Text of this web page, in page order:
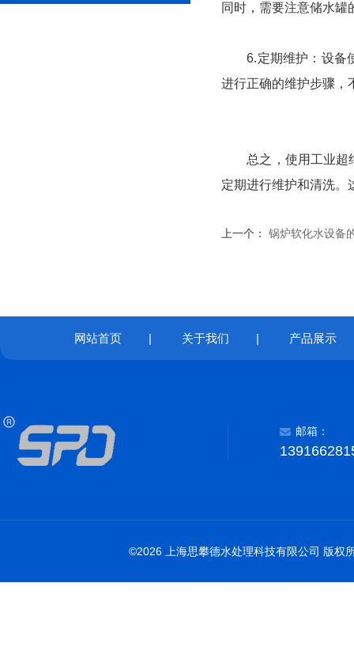
同时，需要注意储水罐
6.定期维护：设备使
进行正确的维护步骤，
总之，使用工业超纯
定期进行维护和清洗。
上一个： 锅炉软化水设备
网站首页 | 关于我们 | 产品展示
邮箱：
©2026 上海思攀德水处理科技有限公司 版权